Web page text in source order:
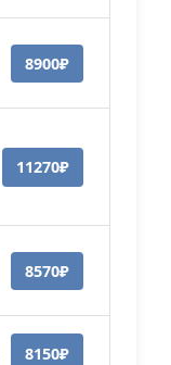
8900₽
11270₽
8570₽
8150₽